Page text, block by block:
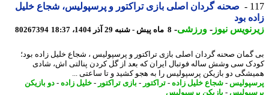
صحنه گردان اصلی بازی تراکتور و پرسپولیس، شجاع خلیل
بود
نیوز-ورزشی-8 ماه پیش - شنبه 29 آذر 1404، 18:37 80267394
صحنه گردان اصلی بازی تراکتور و پرسپولیس ، شجاع خلیل زاده بود؛
سی وشش ساله فوتبال ایران که بعد از گل کردن پنالتی اش، شادی
دو بازیکن پرسپولیس را به هجو کشید و تا ساعتی ...
-شجاع خلیل زاده - تراکتور -بازی تراکتور -خلیل زاده - دو بازیکن
-بازیکن پرسپولیس